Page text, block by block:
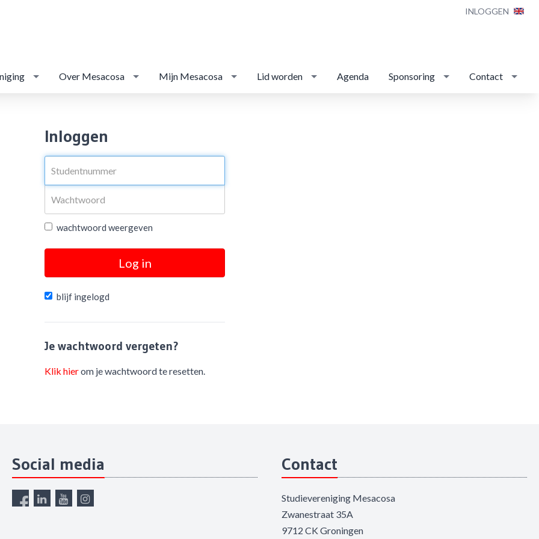
INLOGGEN
Over Mesacosa Mijn Mesacosa Lid worden Agenda Sponsoring Contact
Inloggen
wachtwoord weergeven
Log in
blijf ingelogd
Je wachtwoord vergeten?
Klik hierom je wachtwoord te resetten.
Social media Contact
Studievereniging Mesacosa
Zwanestraat 35A
9712 CK Groningen